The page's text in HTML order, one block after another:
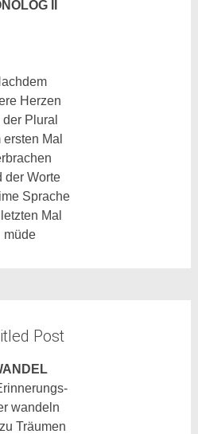
II
Herzen
der Plural
ersten Mal
der Worte
Sprache
Mal
müde
Post
wandeln
Träumen